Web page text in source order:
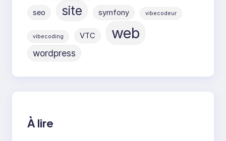
seo site symfony vibecodeur
vibecoding VTC web
wordpress
À lire